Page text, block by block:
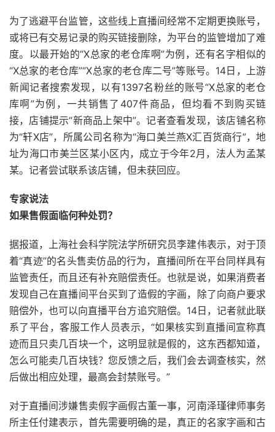
为了逃避平台监管，这些线上直播间经常不定期更换账号，
或将已有交易记录的购买链接删除，为平台的监管增加了难
度。以最开始的“X总家的老仓库啊”为例，还有名字相似的
“X总家的老仓库”“X总家的老仓库二号”等账号。14日，上游
新闻记者搜索发现，以有1397名粉丝的账号“X总家的老仓
库啊”为例，一共销售了407件商品，但均看不到购买链
接，店铺提示“新商品上架中”。记者查看发现，该店铺名称
为“轩X店”，所属公司名称为“海口美兰燕X汇百货商行”，地
址为海口市美兰区某小区内，成立于今年2月，法人为孟某
某。记者尝试联系该店铺，但未获回应。
专家说法
如果售假面临何种处罚？
据报道，上海社会科学院法学所研究员李建伟表示，对于顶
着“真迹”的名头售卖仿品的行为，直播间所在平台同样具有
监管责任，而且还有补充赔偿责任。也就是说，如果消费者
发现自己在直播间平台买到了造假的字画，除了向商户要求
赔偿外，也可以向直播平台方追究赔偿。14日，记者就此联
系了平台，客服工作人员表示，“如果核实到直播间宣称真
迹而且只卖几百块一个，这明显就是假的，这东西都知道，
怎么可能卖几百块钱？您反馈之后，我们会去调查核实，然
后做出相应处理，最高会封禁账号。”
对于直播间涉嫌售卖假字画假古董一事，河南泽瑾律师事务
所主任付建表示，首先需要明确的是，真正的名家字画和古